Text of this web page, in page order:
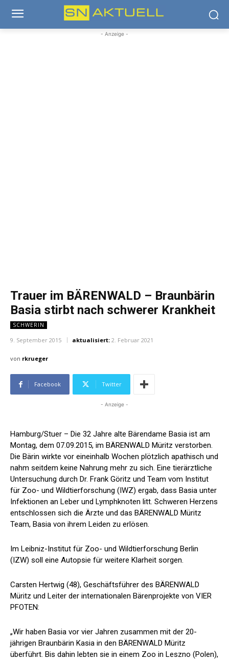
- Anzeige -
Trauer im BÄRENWALD – Braunbärin
Basia stirbt nach schwerer Krankheit
SCHWERIN
9. September 2015 aktualisiert: 2. Februar 2021
von rkrueger
Facebook Twitter
- Anzeige -
Hamburg/Stuer – Die 32 Jahre alte Bärendame Basia ist am
Montag, dem 07.09.2015, im BÄRENWALD Müritz verstorben.
Die Bärin wirkte vor eineinhalb Wochen plötzlich apathisch und
nahm seitdem keine Nahrung mehr zu sich. Eine tierärztliche
Untersuchung durch Dr. Frank Göritz und Team vom Institut
für Zoo- und Wildtierforschung (IWZ) ergab, dass Basia unter
Infektionen an Leber und Lymphknoten litt. Schweren Herzens
entschlossen sich die Ärzte und das BÄRENWALD Müritz
Team, Basia von ihrem Leiden zu erlösen.
Im Leibniz-Institut für Zoo- und Wildtierforschung Berlin
(IZW) soll eine Autopsie für weitere Klarheit sorgen.
Carsten Hertwig (48), Geschäftsführer des BÄRENWALD
Müritz und Leiter der internationalen Bärenprojekte von VIER
PFOTEN:
„Wir haben Basia vor vier Jahren zusammen mit der 20-
jährigen Braunbärin Kasia in den BÄRENWALD Müritz
überführt. Bis dahin lebten sie in einem Zoo in Leszno (Polen),